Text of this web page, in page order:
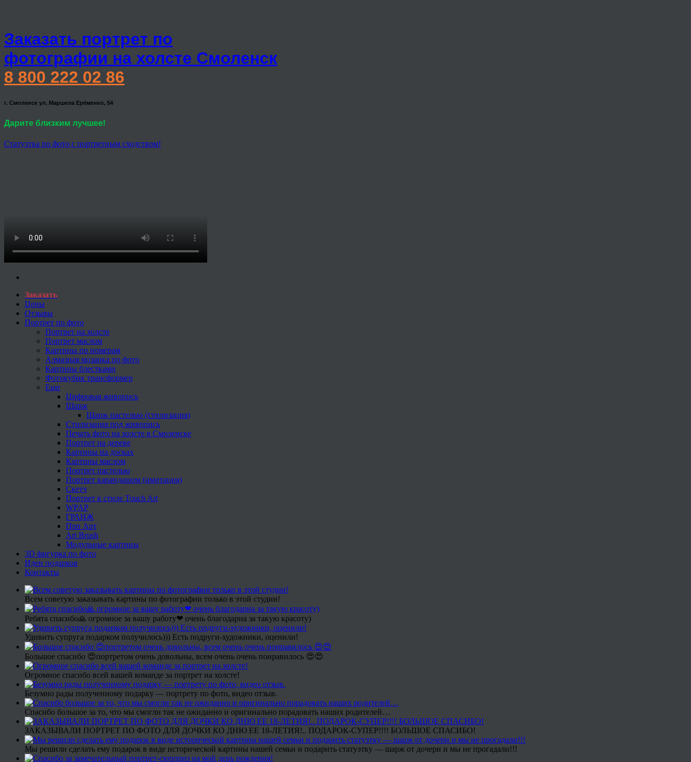
Заказать портрет по
фотографии на холсте Смоленск
8 800 222 02 86
г. Смоленск ул. Маршела Ерёменко, 54
Дарите близким лучшее!
Статуэтка по фото с портретным сходством!
Заказать
Цены
Отзывы
Портрет по фото
Портрет на холсте
Портрет маслом
Картины по номерам
Алмазная мозаика по фото
Картины блестками
Фотокубик трансформер
Еще
Цифровая живопись
Шарж
Шарж пастелью (стилизация)
Стилизация под живопись
Печать фото на холсте в Смоленске
Портрет на дереве
Картины на досках
Картины маслом
Портрет пастелью
Портрет карандашом (имитация)
Скетч
Портрет в стиле Touch Art
WPAP
ГРАНЖ
Поп Арт
Art Brush
Модульные картины
3D фигурка по фото
Идеи подарков
Контакты
Всем советую заказывать картины по фотографии только в этой студии!
Ребята спасибо🙏 огромное за вашу работу❤ очень благодарна за такую красоту)
Удивить супруга подарком получилось))) Есть подруги-художники, оценили!
Большое спасибо 😍портретом очень довольны, всем очень очень понравилось 😍😍
Огромное спасибо всей вашей команде за портрет на холсте!
Безумно рады полученному подарку — портрету по фото, видео отзыв.
Спасибо большое за то, что мы смогли так не ожиданно и оригинально порадовать наших родителей…
ЗАКАЗЫВАЛИ ПОРТРЕТ ПО ФОТО ДЛЯ ДОЧКИ КО ДНЮ ЕЕ 18-ЛЕТИЯ!.. ПОДАРОК-СУПЕР!!!! БОЛЬШОЕ СПАСИБО!
Мы решили сделать ему подарок в виде исторической картины нашей семьи и подарить статуэтку — шарж от дочери и мы не прогадали!!!